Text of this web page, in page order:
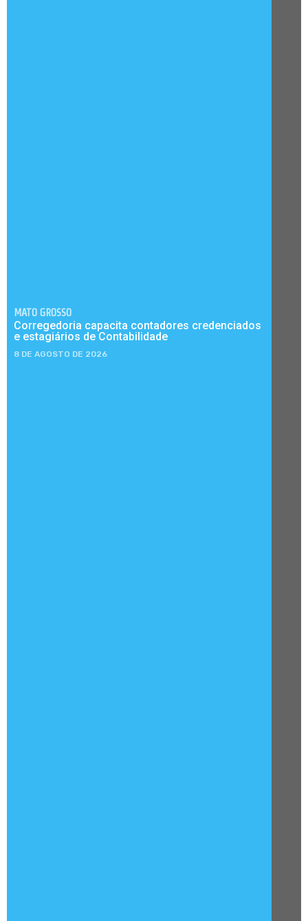
MATO GROSSO
Corregedoria capacita contadores credenciados
e estagiários de Contabilidade
8 DE AGOSTO DE 2026